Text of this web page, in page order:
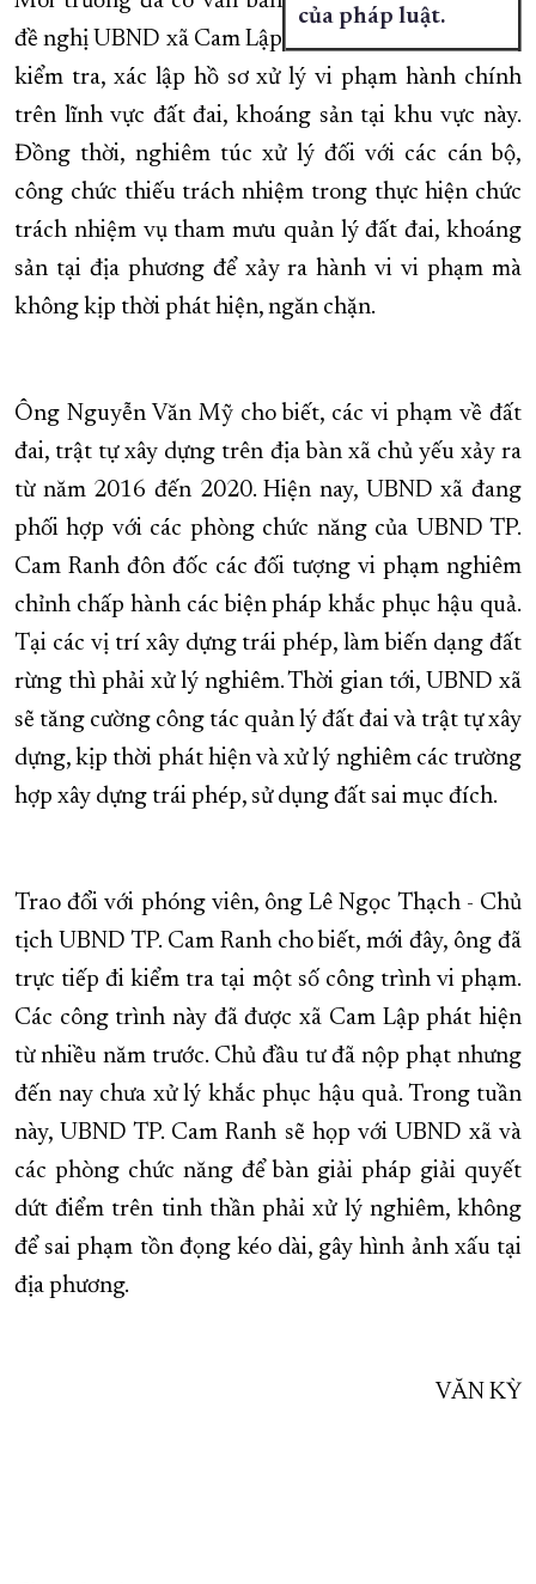
của pháp luật.
đề nghị UBND xã Cam Lập
kiểm tra, xác lập hồ sơ xử lý vi phạm hành chính
trên lĩnh vực đất đai, khoáng sản tại khu vực này.
Đồng thời, nghiêm túc xử lý đối với các cán bộ,
công chức thiếu trách nhiệm trong thực hiện chức
trách nhiệm vụ tham mưu quản lý đất đai, khoáng
sản tại địa phương để xảy ra hành vi vi phạm mà
không kịp thời phát hiện, ngăn chặn.
Ông Nguyễn Văn Mỹ cho biết, các vi phạm về đất
đai, trật tự xây dựng trên địa bàn xã chủ yếu xảy ra
từ năm 2016 đến 2020. Hiện nay, UBND xã đang
phối hợp với các phòng chức năng của UBND TP.
Cam Ranh đôn đốc các đối tượng vi phạm nghiêm
chỉnh chấp hành các biện pháp khắc phục hậu quả.
Tại các vị trí xây dựng trái phép, làm biến dạng đất
rừng thì phải xử lý nghiêm. Thời gian tới, UBND xã
sẽ tăng cường công tác quản lý đất đai và trật tự xây
dựng, kịp thời phát hiện và xử lý nghiêm các trường
hợp xây dựng trái phép, sử dụng đất sai mục đích.
Trao đổi với phóng viên, ông Lê Ngọc Thạch - Chủ
tịch UBND TP. Cam Ranh cho biết, mới đây, ông đã
trực tiếp đi kiểm tra tại một số công trình vi phạm.
Các công trình này đã được xã Cam Lập phát hiện
từ nhiều năm trước. Chủ đầu tư đã nộp phạt nhưng
đến nay chưa xử lý khắc phục hậu quả. Trong tuần
này, UBND TP. Cam Ranh sẽ họp với UBND xã và
các phòng chức năng để bàn giải pháp giải quyết
dứt điểm trên tinh thần phải xử lý nghiêm, không
để sai phạm tồn đọng kéo dài, gây hình ảnh xấu tại
địa phương.
VĂN KỲ